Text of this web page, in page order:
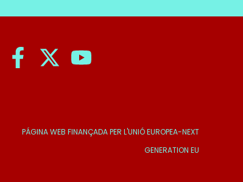
PÁGINA WEB FINANÇADA PER L'UNIÓ EUROPEA-NEXT
GENERATION EU